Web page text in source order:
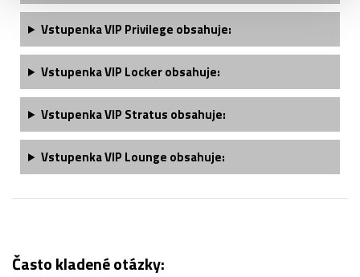
Vstupenka VIP Privilege obsahuje:
Vstupenka VIP Locker obsahuje:
Vstupenka VIP Stratus obsahuje:
Vstupenka VIP Lounge obsahuje:
Často kladené otázky: